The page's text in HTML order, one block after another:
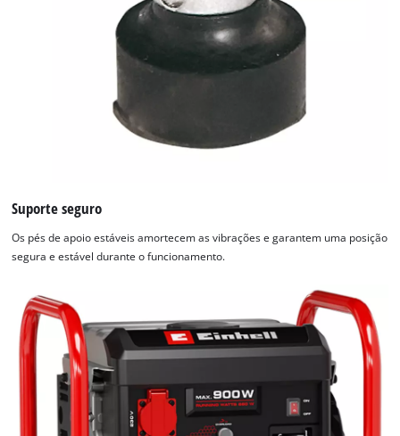
Precisamos do seu consentimento para
carregar o serviço Google Maps!
This content is not permitted to load due
to trackers that are not disclosed to the
visitor. The website owner needs to setup
the site with their CMP to add this content
to the list of technologies used.
Suporte seguro
Os pés de apoio estáveis amortecem as vibrações e garantem uma posição
segura e estável durante o funcionamento.